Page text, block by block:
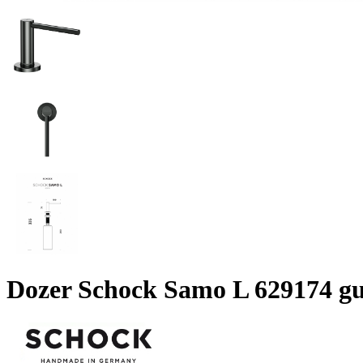
Dozer Schock Samo L 629174